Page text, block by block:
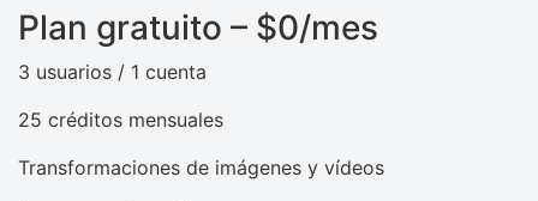
Plan gratuito – $0/mes
3 usuarios / 1 cuenta
25 créditos mensuales
Transformaciones de imágenes y vídeos